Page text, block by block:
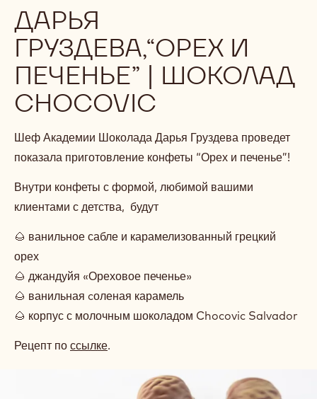
ДАРЬЯ
ГРУЗДЕВА,“ОРЕХ И
ПЕЧЕНЬЕ” | ШОКОЛАД
CHOCOVIC
Шеф Академии Шоколада Дарья Груздева проведет
показала приготовление конфеты “Орех и печенье”!
Внутри конфеты с формой, любимой вашими
клиентами с детства, будут
🌰 ванильное сабле и карамелизованный грецкий
орех
🌰 джандуйя «Ореховое печенье»
🌰 ванильная cоленая карамель
🌰 корпус с молочным шоколадом Chocovic Salvador
Рецепт по ссылке.